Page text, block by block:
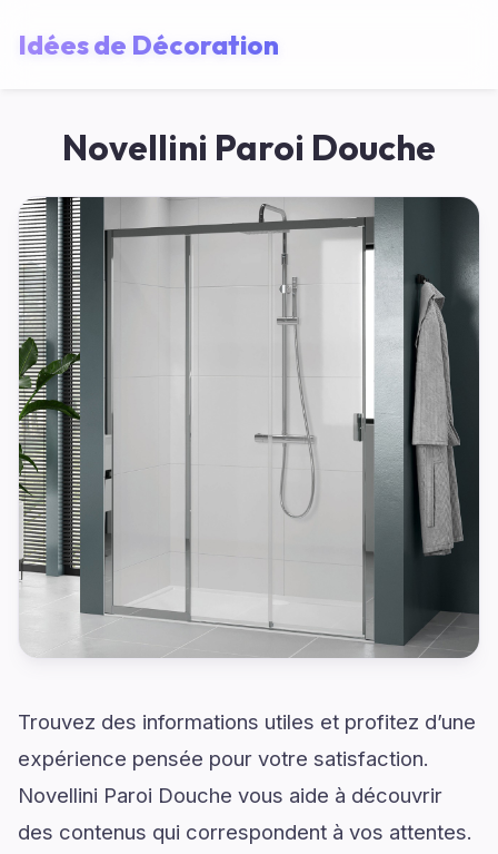
Idées de Décoration
Novellini Paroi Douche
Trouvez des informations utiles et profitez d’une
expérience pensée pour votre satisfaction.
Novellini Paroi Douche vous aide à découvrir
des contenus qui correspondent à vos attentes.